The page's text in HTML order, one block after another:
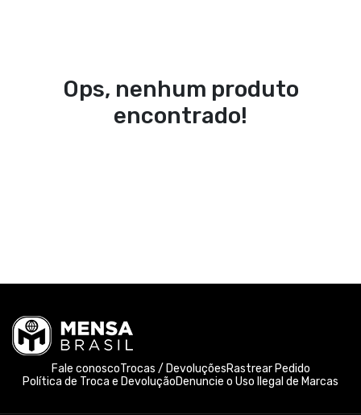
Ops, nenhum produto
encontrado!
Fale conoscoTrocas / DevoluçõesRastrear Pedido
Política de Troca e DevoluçãoDenuncie o Uso Ilegal de Marcas